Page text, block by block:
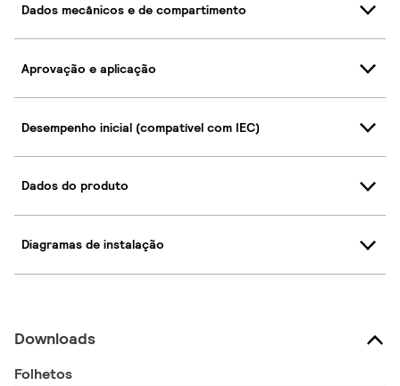
Dados mecânicos e de compartimento
Aprovação e aplicação
Desempenho inicial (compatível com IEC)
Dados do produto
Diagramas de instalação
Downloads
Folhetos